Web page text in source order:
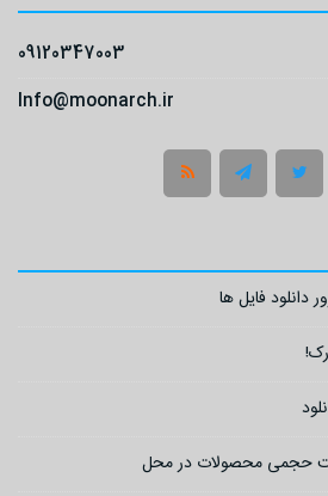
09120347003
Info@moonarch.ir
فایل ها
حجمی محصولات در محل